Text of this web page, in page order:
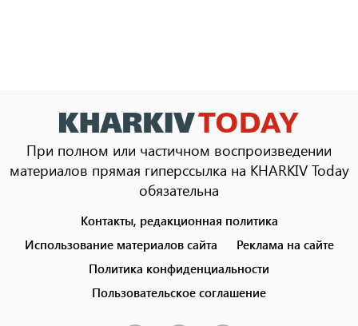
При полном или частичном воспроизведении
материалов прямая гиперссылка на KHARKIV Today
обязательна
menu
Контакты, редакционная политика
Использование материалов сайта
Реклама на сайте
Политика конфиденциальности
Пользовательское соглашение